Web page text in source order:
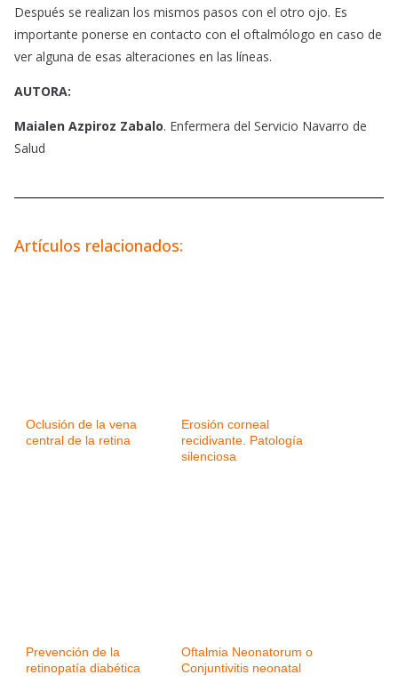
Después se realizan los mismos pasos con el otro ojo. Es
importante ponerse en contacto con el oftalmólogo en caso de
ver alguna de esas alteraciones en las líneas.
AUTORA:
Maialen Azpiroz Zabalo. Enfermera del Servicio Navarro de
Salud
Artículos relacionados:
Oclusión de la vena
central de la retina
Erosión corneal
recidivante. Patología
silenciosa
Prevención de la
retinopatía diabética
Oftalmia Neonatorum o
Conjuntivitis neonatal